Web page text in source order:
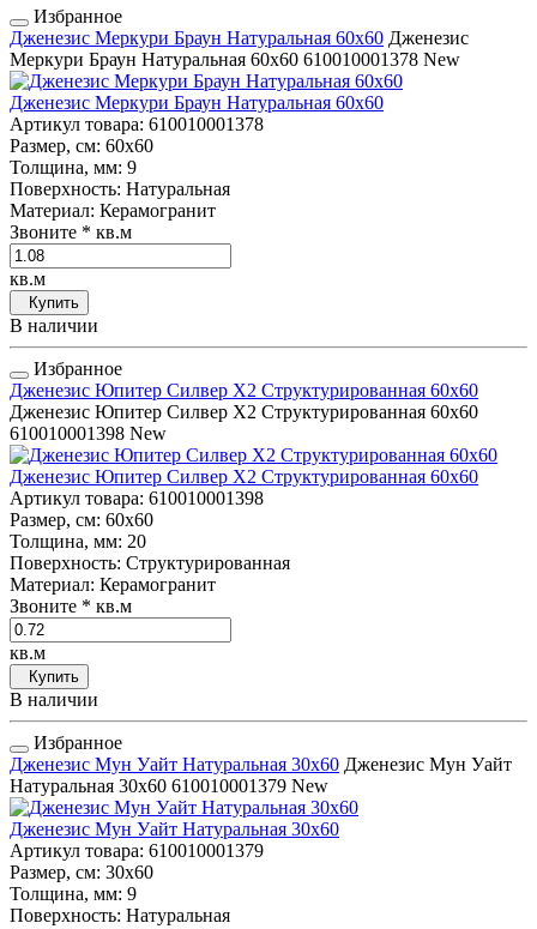
Избранное
Дженезис Меркури Браун Натуральная 60x60 Дженезис
Меркури Браун Натуральная 60x60 610010001378 New
Дженезис Меркури Браун Натуральная 60x60
Артикул товара: 610010001378
Размер, см: 60x60
Толщина, мм: 9
Поверхность: Натуральная
Материал: Керамогранит
Звоните * кв.м
кв.м
Купить
В наличии
Избранное
Дженезис Юпитер Силвер Х2 Структурированная 60x60
Дженезис Юпитер Силвер Х2 Структурированная 60x60
610010001398 New
Дженезис Юпитер Силвер Х2 Структурированная 60x60
Артикул товара: 610010001398
Размер, см: 60x60
Толщина, мм: 20
Поверхность: Структурированная
Материал: Керамогранит
Звоните * кв.м
кв.м
Купить
В наличии
Избранное
Дженезис Мун Уайт Натуральная 30x60 Дженезис Мун Уайт
Натуральная 30x60 610010001379 New
Дженезис Мун Уайт Натуральная 30x60
Артикул товара: 610010001379
Размер, см: 30x60
Толщина, мм: 9
Поверхность: Натуральная